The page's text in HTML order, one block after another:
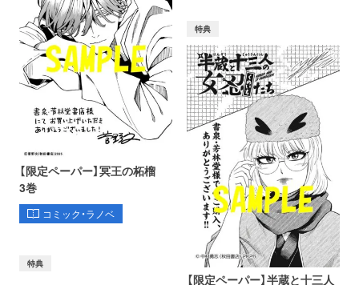
【限定ペーパー】冥王の柘榴
3巻
コミック・ラノベ
特典
【限定ペーパー】半蔵と十三人
特典